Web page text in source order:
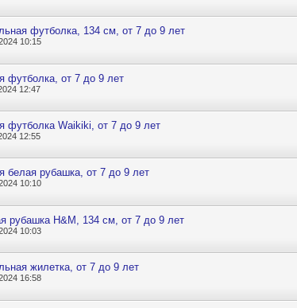
футболка, 134 см, от 7 до 9 лет
10:15
футболка, от 7 до 9 лет
12:47
футболка Waikiki, от 7 до 9 лет
12:55
белая рубашка, от 7 до 9 лет
10:10
рубашка H&M, 134 см, от 7 до 9 лет
10:03
жилетка, от 7 до 9 лет
16:58